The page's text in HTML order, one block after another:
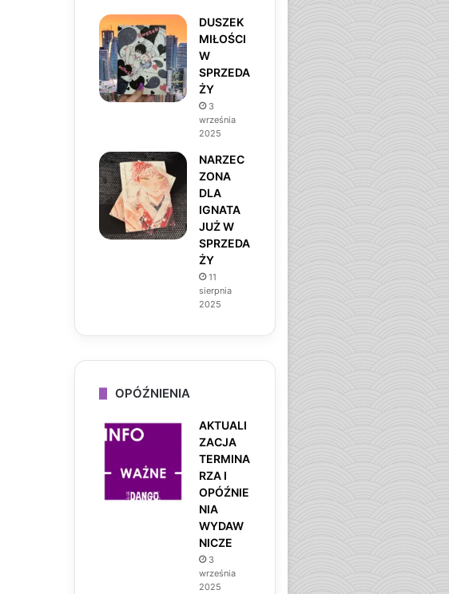
DUSZEK
MIŁOŚCI
W
SPRZEDA
ŻY
3
września
2025
NARZEC
ZONA
DLA
IGNATA
JUŻ W
SPRZEDA
ŻY
11
sierpnia
2025
OPÓŹNIENIA
AKTUALI
ZACJA
TERMINA
RZA I
OPÓŹNIE
NIA
WYDAW
NICZE
3
września
2025